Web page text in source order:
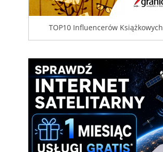
TOP10 Influencerów Książkowych